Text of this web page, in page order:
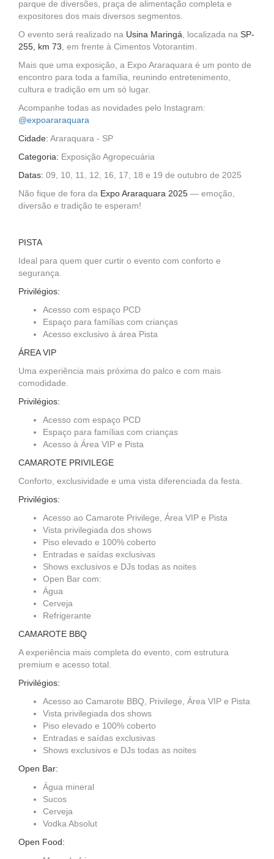
parque de diversões, praça de alimentação completa e
expositores dos mais diversos segmentos.
O evento será realizado na Usina Maringá , localizada na SP-
255, km 73 , em frente à Cimentos Votorantim.
Mais que uma exposição, a Expo Araraquara é um ponto de
encontro para toda a família, reunindo entretenimento,
cultura e tradição em um só lugar.
Acompanhe todas as novidades pelo Instagram:
@expoararaquara
Cidade: Araraquara - SP
Categoria: Exposição Agropecuária
Datas: 09, 10, 11, 12, 16, 17, 18 e 19 de outubro de 2025
Não fique de fora da Expo Araraquara 2025 — emoção,
diversão e tradição te esperam!
PISTA
Ideal para quem quer curtir o evento com conforto e
segurança.
Privilégios:
Acesso com espaço PCD
Espaço para famílias com crianças
Acesso exclusivo à área Pista
ÁREA VIP
Uma experiência mais próxima do palco e com mais
comodidade.
Privilégios:
Acesso com espaço PCD
Espaço para famílias com crianças
Acesso à Área VIP e Pista
CAMAROTE PRIVILEGE
Conforto, exclusividade e uma vista diferenciada da festa.
Privilégios:
Acesso ao Camarote Privilege, Área VIP e Pista
Vista privilegiada dos shows
Piso elevado e 100% coberto
Entradas e saídas exclusivas
Shows exclusivos e DJs todas as noites
Open Bar com:
Água
Cerveja
Refrigerante
CAMAROTE BBQ
A experiência mais completa do evento, com estrutura
premium e acesso total.
Privilégios:
Acesso ao Camarote BBQ, Privilege, Área VIP e Pista
Vista privilegiada dos shows
Piso elevado e 100% coberto
Entradas e saídas exclusivas
Shows exclusivos e DJs todas as noites
Open Bar:
Água mineral
Sucos
Cerveja
Vodka Absolut
Open Food: